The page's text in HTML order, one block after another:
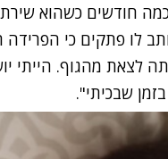
חודשים כשהוא
לו פתקים כי
לצאת מהגוף. הייתי
שבכיתי".